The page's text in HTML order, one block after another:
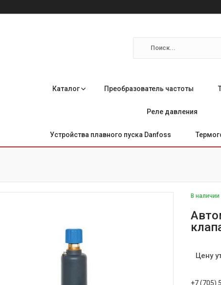
Каталог Преобразователь частоты
Реле давления
Устройства плавного пуска Danfoss
В наличии
Цену
+7 (705)